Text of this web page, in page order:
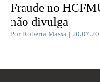
Fraude no
não divulga
Por Roberta Massa |